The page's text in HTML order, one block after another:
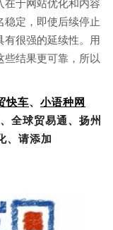
在于网站优化和内容
稳定，即使后续停止
有很强的延续性。用
些结果更可靠，所以
快车、 小语种网
全球贸易通、扬州
、请添加